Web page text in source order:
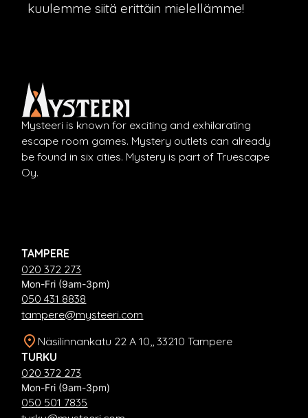
kuulemme siitä erittäin mielellämme!
Mysteeri is known for exciting and exhilarating
escape room games. Mystery outlets can already
be found in six cities. Mystery is part of Truescape
Oy.
TAMPERE
020 372 273
Mon-Fri (9am-3pm)
050 431 8838
tampere@mysteeri.com
Näsilinnankatu 22 A 10,, 33210 Tampere
TURKU
020 372 273
Mon-Fri (9am-3pm)
050 501 7835